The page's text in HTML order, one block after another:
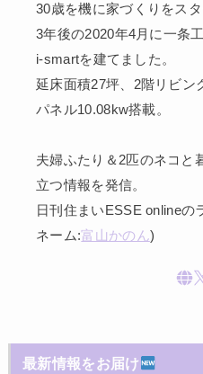
30歳を機に家づくりをスタ
3年後の2020年4月に一条
i-smartを建てました。
延床面積27坪、2階リビン
パネル10.08kw搭載。
夫婦ふたり＆2匹のネコと
立つ情報を発信。
日刊住まいESSE onlineの
ネーム:富山かのん)
最新情報をお届け